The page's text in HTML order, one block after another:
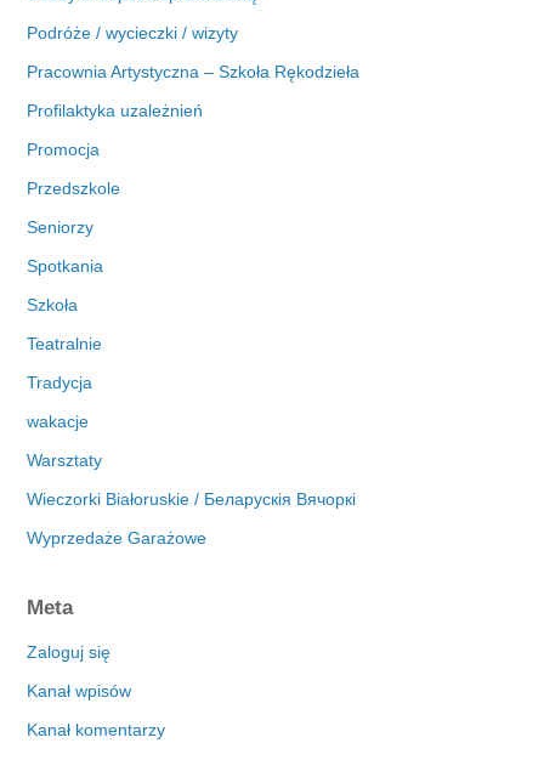
Podróże / wycieczki / wizyty
Pracownia Artystyczna – Szkoła Rękodzieła
Profilaktyka uzależnień
Promocja
Przedszkole
Seniorzy
Spotkania
Szkoła
Teatralnie
Tradycja
wakacje
Warsztaty
Wieczorki Białoruskie / Беларускія Вячоркі
Wyprzedaże Garażowe
Meta
Zaloguj się
Kanał wpisów
Kanał komentarzy